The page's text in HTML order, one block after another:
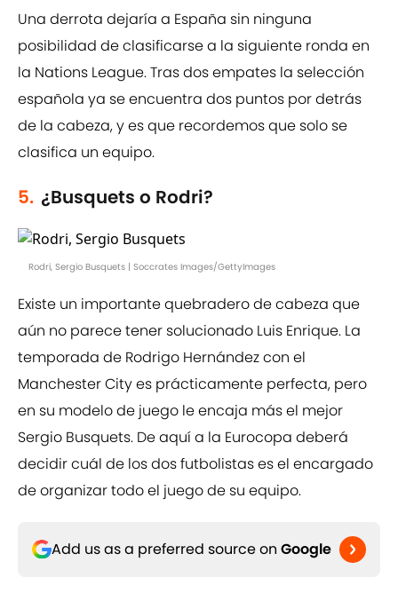
Una derrota dejaría a España sin ninguna
posibilidad de clasificarse a la siguiente ronda en
la Nations League. Tras dos empates la selección
española ya se encuentra dos puntos por detrás
de la cabeza, y es que recordemos que solo se
clasifica un equipo.
5. ¿Busquets o Rodri?
Rodri, Sergio Busquets | Soccrates Images/GettyImages
Existe un importante quebradero de cabeza que
aún no parece tener solucionado Luis Enrique. La
temporada de Rodrigo Hernández con el
Manchester City es prácticamente perfecta, pero
en su modelo de juego le encaja más el mejor
Sergio Busquets. De aquí a la Eurocopa deberá
decidir cuál de los dos futbolistas es el encargado
de organizar todo el juego de su equipo.
Add us as a preferred source on Google